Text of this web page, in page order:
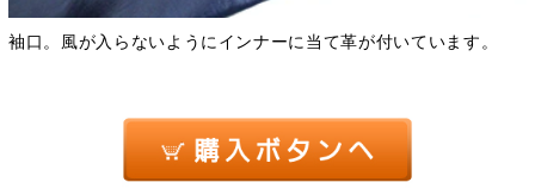
袖口。風が入らないようにインナーに当て革が付いています。